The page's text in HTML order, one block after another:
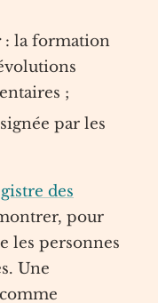
: la formation
;
par les
des
pour
les personnes
Une